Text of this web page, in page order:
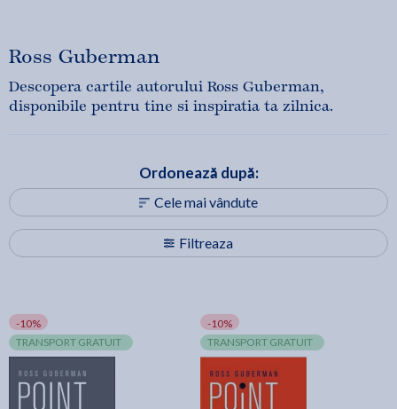
Ross Guberman
Descopera cartile autorului Ross Guberman,
disponibile pentru tine si inspiratia ta zilnica.
Filtreaza
Ordonează după:
Cele mai vândute
-10%
TRANSPORT GRATUIT
-10%
TRANSPORT GRATUIT